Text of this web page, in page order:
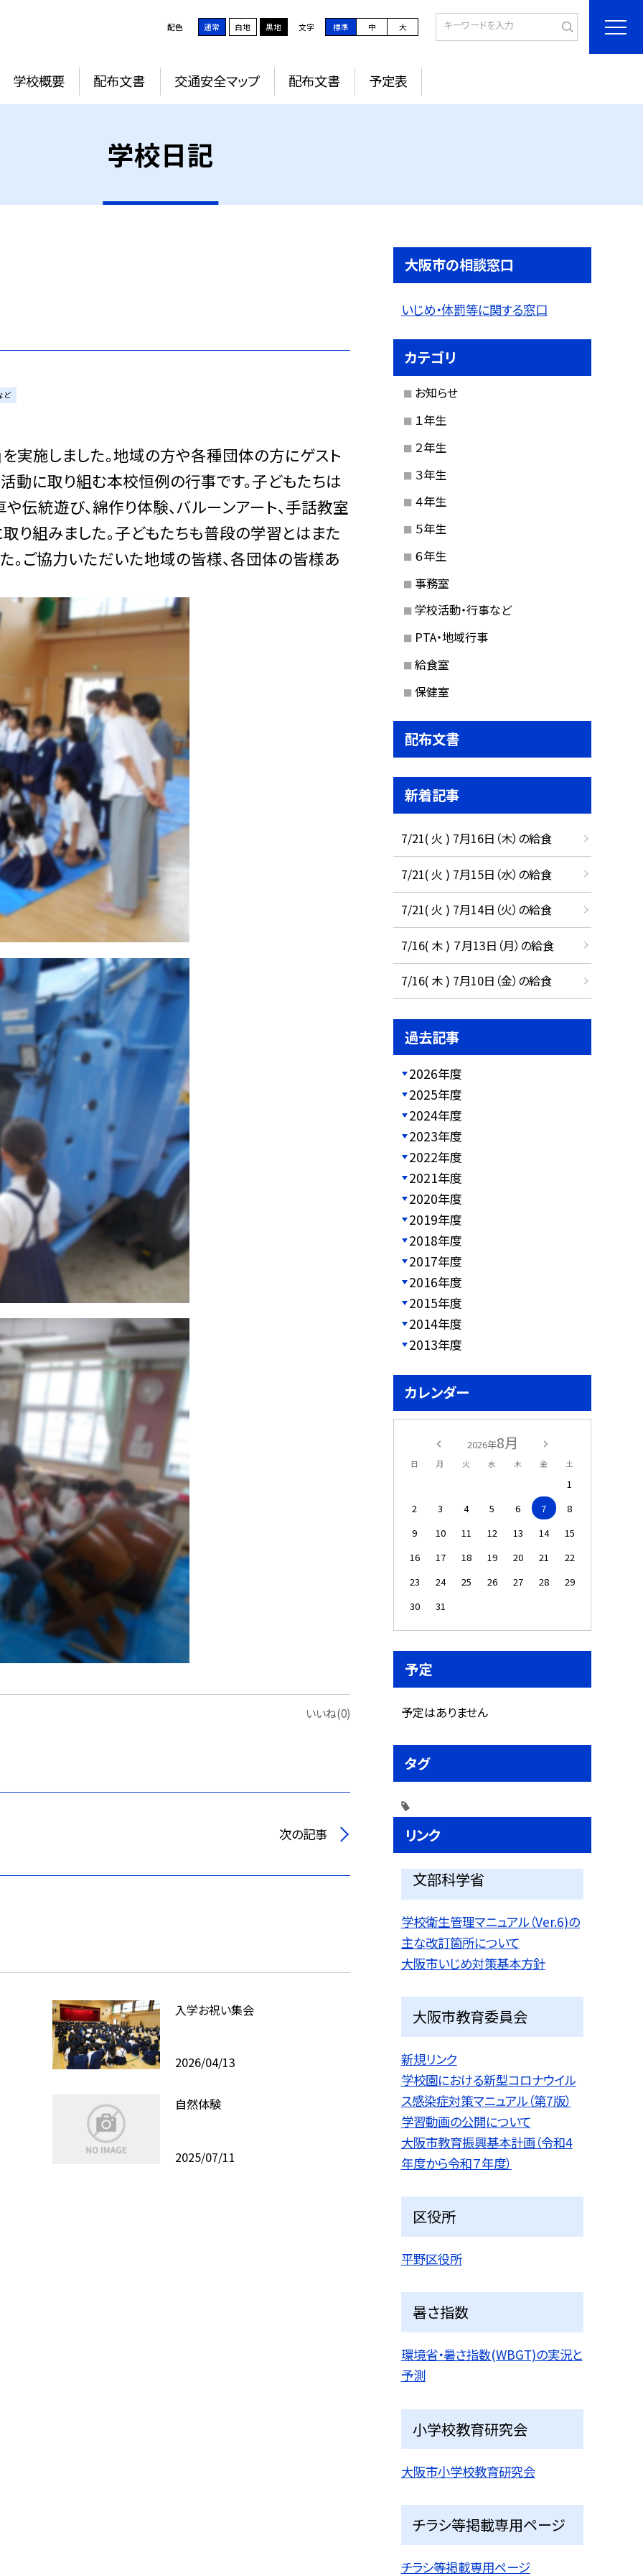
配色 通常 白地 黒地 文字 標準 中 大
学校概要 配布文書 交通安全マップ 配布文書 予定表
学校日記
ど
実施しました。地域の方や各種団体の方にゲスト
動に取り組む本校恒例の行事です。子どもたちは
伝統遊び、綿作り体験、バルーンアート、手話教室
り組みました。子どもたちも普段の学習とはまた
。ご協力いただいた地域の皆様、各団体の皆様あ
いいね(0)
次の記事
入学お祝い集会
2026/04/13
自然体験
2025/07/11
大阪市の相談窓口
いじめ・体罰等に関する窓口
カテゴリ
お知らせ
１年生
２年生
３年生
４年生
５年生
６年生
事務室
学校活動・行事など
PTA・地域行事
給食室
保健室
配布文書
新着記事
7/21( 火 ) 7月16日（木）の給食
7/21( 火 ) 7月15日（水）の給食
7/21( 火 ) 7月14日（火）の給食
7/16( 木 ) ７月13日（月）の給食
7/16( 木 ) 7月10日（金）の給食
過去記事
2026年度
2025年度
2024年度
2023年度
2022年度
2021年度
2020年度
2019年度
2018年度
2017年度
2016年度
2015年度
2014年度
2013年度
カレンダー
2026年8月
日 月 火 水 木 金 土
1
2
3 4 5 6 7
8
9
10 11 12 13 14
15
16
17 18 19 20 21
22
23
24 25 26 27 28
29
30
31
予定
予定はありません
タグ
リンク
文部科学省
学校衛生管理マニュアル（Ver.6)の
主な改訂箇所について
大阪市いじめ対策基本方針
大阪市教育委員会
新規リンク
学校園における新型コロナウイル
ス感染症対策マニュアル（第7版）
学習動画の公開について
大阪市教育振興基本計画（令和4
年度から令和７年度）
区役所
平野区役所
暑さ指数
環境省・暑さ指数(WBGT)の実況と
予測
小学校教育研究会
大阪市小学校教育研究会
チラシ等掲載専用ページ
チラシ等掲載専用ページ